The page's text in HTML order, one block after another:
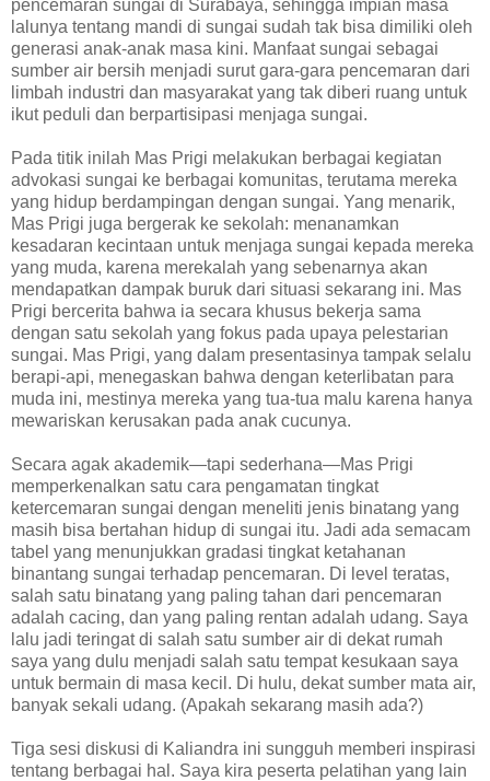
pencemaran sungai di Surabaya, sehingga impian masa
lalunya tentang mandi di sungai sudah tak bisa dimiliki oleh
generasi anak-anak masa kini. Manfaat sungai sebagai
sumber air bersih menjadi surut gara-gara pencemaran dari
limbah industri dan masyarakat yang tak diberi ruang untuk
ikut peduli dan berpartisipasi menjaga sungai.
Pada titik inilah Mas Prigi melakukan berbagai kegiatan
advokasi sungai ke berbagai komunitas, terutama mereka
yang hidup berdampingan dengan sungai. Yang menarik,
Mas Prigi juga bergerak ke sekolah: menanamkan
kesadaran kecintaan untuk menjaga sungai kepada mereka
yang muda, karena merekalah yang sebenarnya akan
mendapatkan dampak buruk dari situasi sekarang ini. Mas
Prigi bercerita bahwa ia secara khusus bekerja sama
dengan satu sekolah yang fokus pada upaya pelestarian
sungai. Mas Prigi, yang dalam presentasinya tampak selalu
berapi-api, menegaskan bahwa dengan keterlibatan para
muda ini, mestinya mereka yang tua-tua malu karena hanya
mewariskan kerusakan pada anak cucunya.
Secara agak akademik—tapi sederhana—Mas Prigi
memperkenalkan satu cara pengamatan tingkat
ketercemaran sungai dengan meneliti jenis binatang yang
masih bisa bertahan hidup di sungai itu. Jadi ada semacam
tabel yang menunjukkan gradasi tingkat ketahanan
binantang sungai terhadap pencemaran. Di level teratas,
salah satu binatang yang paling tahan dari pencemaran
adalah cacing, dan yang paling rentan adalah udang. Saya
lalu jadi teringat di salah satu sumber air di dekat rumah
saya yang dulu menjadi salah satu tempat kesukaan saya
untuk bermain di masa kecil. Di hulu, dekat sumber mata air,
banyak sekali udang. (Apakah sekarang masih ada?)
Tiga sesi diskusi di Kaliandra ini sungguh memberi inspirasi
tentang berbagai hal. Saya kira peserta pelatihan yang lain